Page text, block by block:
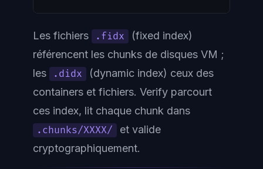
Les fichiers .fidx
(fixed index)
référencent les chunks de disques VM ;
les
.didx
(dynamic index) ceux des
containers et fichiers. Verify parcourt
ces index, lit chaque chunk dans
.chunks/XXXX/
et valide
cryptographiquement.